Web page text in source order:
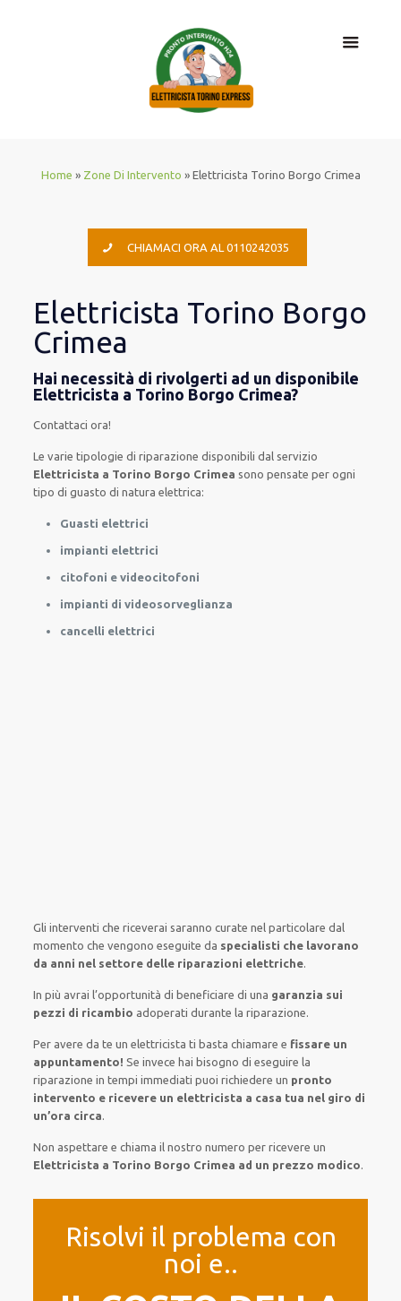
Home » Zone Di Intervento » Elettricista Torino Borgo Crimea
CHIAMACI ORA AL 0110242035
Elettricista Torino Borgo
Crimea
Hai necessità di rivolgerti ad un disponibile
Elettricista a Torino Borgo Crimea?
Contattaci ora!
Levarie tipologie diriparazione disponibili dal servizio
Elettricista a Torino Borgo Crimea sonopensate perogni
tipo di guasto di natura elettrica:
Guasti elettrici
impianti elettrici
citofoni e videocitofoni
impianti di videosorveglianza
cancelli elettrici
Gli interventi che riceverai sarannocurate nel particolare dal
momento che vengono eseguite da specialisti che lavorano
da anni nel settore delle riparazioni elettriche.
In più avrai l’opportunità di beneficiare di una garanzia sui
pezzi di ricambio adoperati durante la riparazione.
Per avereda te un elettricistati basta chiamare e fissare un
appuntamento! Se invece hai bisogno dieseguire la
riparazione in tempiimmediati puoi richiedere un pronto
intervento e ricevere un elettricista a casa tua nel giro di
un’ora circa.
Non aspettare e chiama il nostro numero per ricevere un
Elettricista a Torino Borgo Crimea ad un prezzo modico.
Risolvi il problema con
noi e..